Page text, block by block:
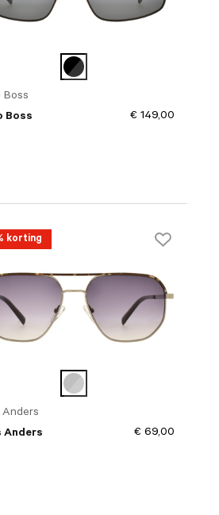
Boss
Boss
€ 149,00
korting
Anders
Anders
€ 69,00